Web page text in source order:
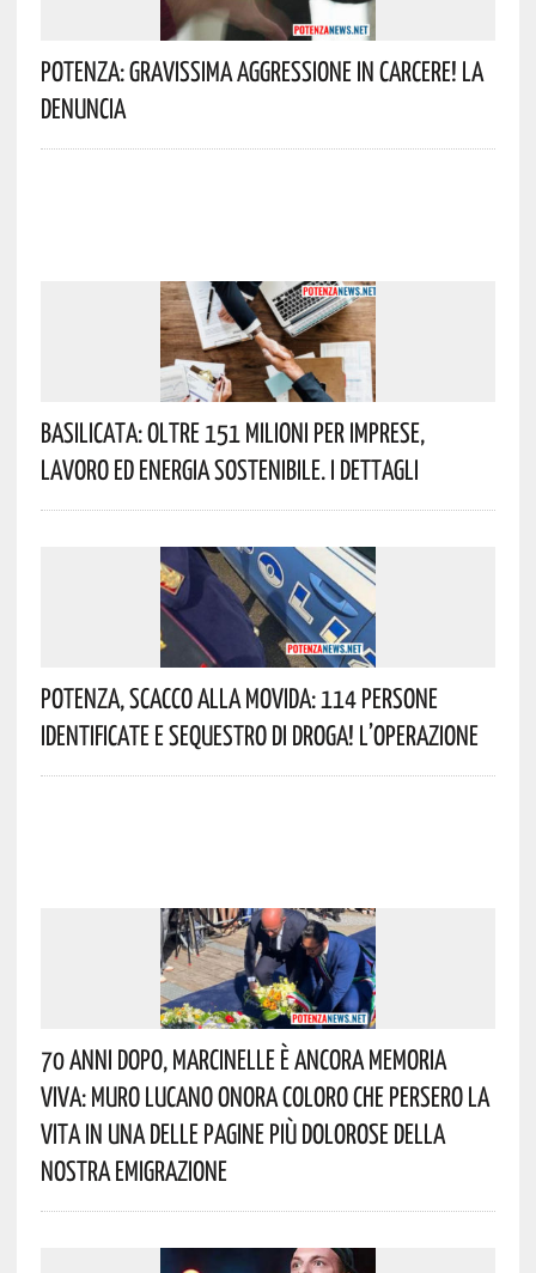
Potenza: Gravissima Aggressione In Carcere! La
Denuncia
Basilicata: Oltre 151 Milioni Per Imprese,
Lavoro Ed Energia Sostenibile. I Dettagli
Potenza, Scacco Alla Movida: 114 Persone
Identificate E Sequestro Di Droga! L’operazione
70 Anni Dopo, Marcinelle È Ancora Memoria
Viva: Muro Lucano Onora Coloro Che Persero La
Vita In Una Delle Pagine Più Dolorose Della
Nostra Emigrazione